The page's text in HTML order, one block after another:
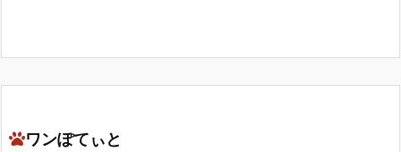
ワンぽてぃと